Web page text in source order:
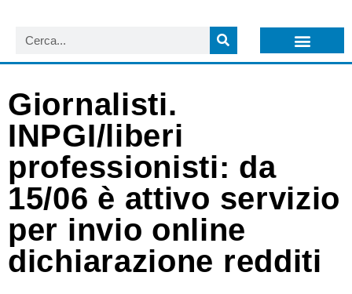
Giornalisti.
INPGI/liberi
professionisti: da
15/06 è attivo servizio
per invio online
dichiarazione redditi